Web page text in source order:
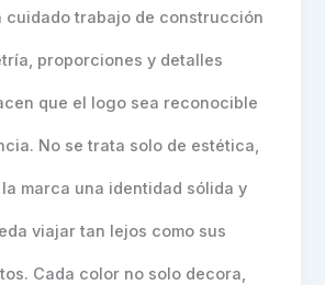
cuidado trabajo de construcción
proporciones y detalles
que el logo sea reconocible
No se trata solo de estética,
marca una identidad sólida y
viajar tan lejos como sus
Cada color no solo decora,